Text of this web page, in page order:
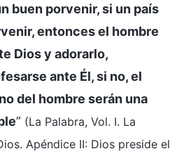
buen porvenir, si un país
entonces el hombre
Dios y adorarlo,
ante Él, si no, el
del hombre serán una
” (La Palabra, Vol. I. La
Apéndice II: Dios preside el